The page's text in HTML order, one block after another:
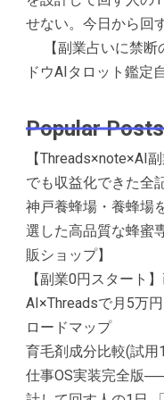
せない。今日から回
【副業占いに禁
ドウAIタロット鑑定
Popular Posts
【Threads×note×AI
でも収益化できた全
神戸養蜂場・養蜂場
選した高品質な蜂蜜
販ショップ】
【副業0円スタート
AI×Threadsで月5万
ロードマップ
育毛剤成分比較(試用
仕事OS実装完全版